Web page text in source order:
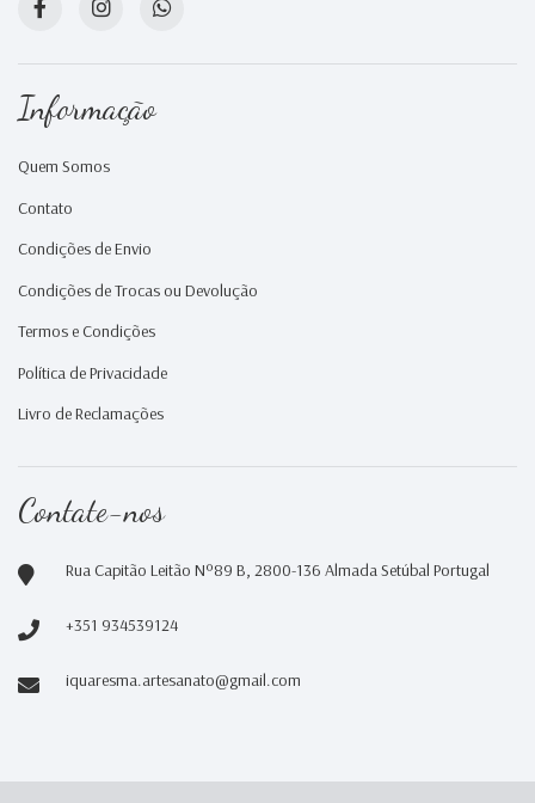
Informação
Quem Somos
Contato
Condições de Envio
Condições de Trocas ou Devolução
Termos e Condições
Política de Privacidade
Livro de Reclamações
Contate-nos
Rua Capitão Leitão Nº89 B, 2800-136 Almada Setúbal Portugal
+351 934539124
iquaresma.artesanato@gmail.com